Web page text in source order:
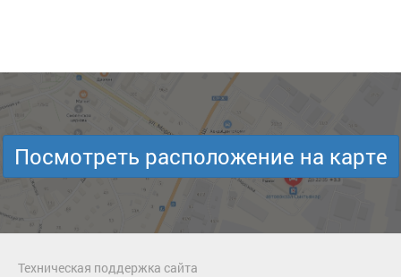
Посмотреть расположение на карте
Техническая поддержка сайта